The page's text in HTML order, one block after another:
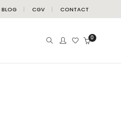
BLOG CGV CONTACT
0